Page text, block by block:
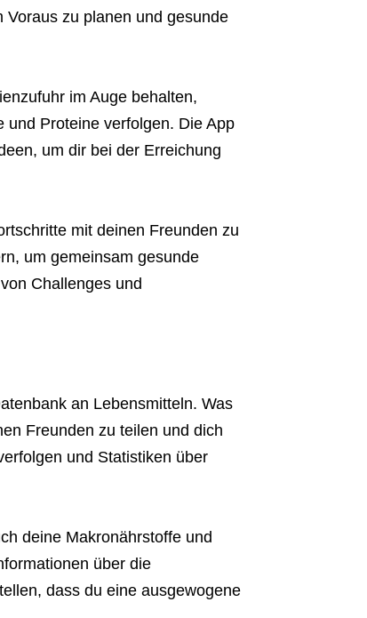
zu planen und gesunde
im Auge behalten,
Proteine verfolgen. Die App
um dir bei der Erreichung
mit deinen Freunden zu
um gemeinsam gesunde
Challenges und
an Lebensmitteln. Was
Freunden zu teilen und dich
und Statistiken über
deine Makronährstoffe und
über die
dass du eine ausgewogene